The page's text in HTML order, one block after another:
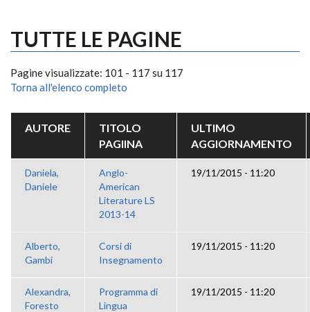
TUTTE LE PAGINE
Pagine visualizzate: 101 - 117 su 117
Torna all'elenco completo
AUTORE
TITOLO
PAGIINA
ULTIMO
AGGIORNAMENTO
Daniela,
Daniele
Anglo-
American
Literature LS
2013-14
19/11/2015 - 11:20
Alberto,
Gambi
Corsi di
Insegnamento
19/11/2015 - 11:20
Alexandra,
Foresto
Programma di
Lingua
19/11/2015 - 11:20